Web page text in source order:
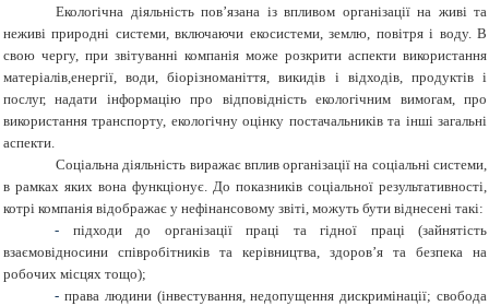
Екологічна діяльність пов’язана із впливом організації на живі та
неживі природні системи, включаючи екосистеми, землю, повітря і воду. В
свою чергу, при звітуванні компанія може розкрити аспекти використання
матеріалів,енергії, води, біорізноманіття, викидів і відходів, продуктів і
послуг, надати інформацію про відповідність екологічним вимогам, про
використання транспорту, екологічну оцінку постачальників та інші загальні
аспекти.
Соціальна діяльність виражає вплив організації на соціальні системи,
в рамках яких вона функціонує. До показників соціальної результативності,
котрі компанія відображає у нефінансовому звіті, можуть бути віднесені такі:
-
підходи до організації праці та гідної праці (зайнятість
взаємовідносини співробітників та керівництва, здоров’я та безпека на
робочих місцях тощо);
- права людини (інвестування, недопущення дискримінації; свобода